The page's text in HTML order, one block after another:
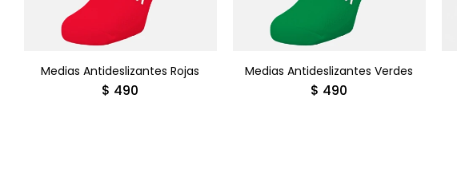
Medias Antideslizantes Rojas
$ 490
Medias Antideslizantes Verdes
$ 490